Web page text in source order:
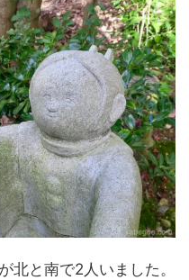
北と南で2人いました。